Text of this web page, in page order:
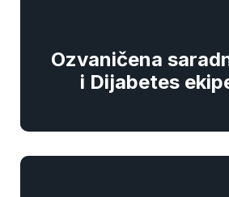
Ozvaničena
i Dijabetes